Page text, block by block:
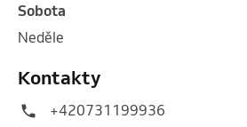
sobota
neděle
Kontakty
+420731199936